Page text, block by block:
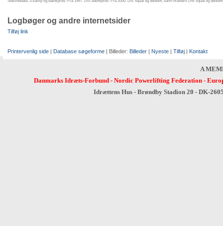
Logbøger og andre internetsider
Tilføj link
Printervenlig side | Database søgeforme | Billeder: Billeder | Nyeste | Tilføj | Kontakt
A
Danmarks Idræts-Forbund- Nordic Powerlifting Federation-
Idrættens Hus - Brøndby Stadion 20 - DK-